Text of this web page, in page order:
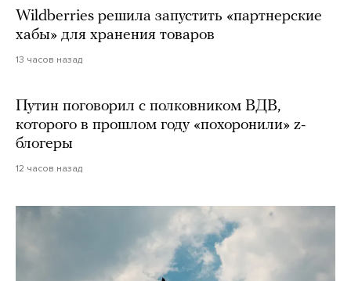
Wildberries решила запустить «партнерские
хабы» для хранения товаров
13 часов назад
Путин поговорил с полковником ВДВ,
которого в прошлом году «похоронили» z-
блогеры
12 часов назад